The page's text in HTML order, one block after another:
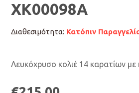
ΧΚ00098A
Διαθεσιμότητα: Κατόπιν
Λευκόχρυσο κολιέ 14 καρατίων με